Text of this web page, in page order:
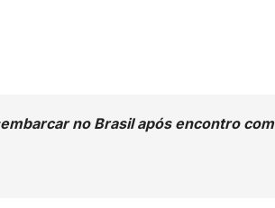
no Brasil após encontro com